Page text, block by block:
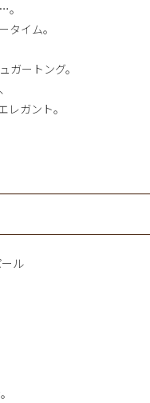
タイム。
ガートング。
ガント。
ル